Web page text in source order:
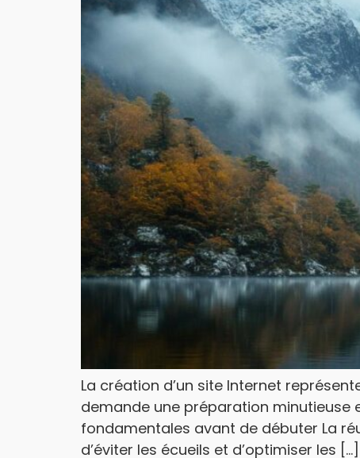
La création d’un site Internet
demande une préparation minutieuse
fondamentales avant de débuter La
d’éviter les écueils et d’optimiser les […]